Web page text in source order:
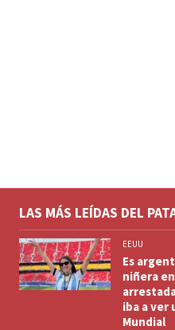
LAS MÁS LEÍDAS DEL
EEUU
Es
niñera
iba a ver
Mundial